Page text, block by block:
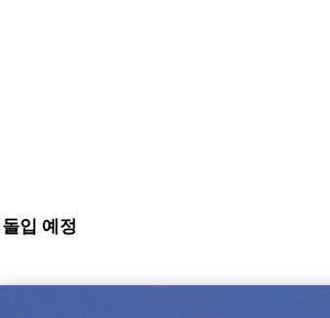
입 예정